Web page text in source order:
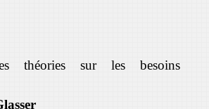
théories sur les besoins